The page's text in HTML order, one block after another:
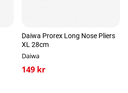
Daiwa Prorex Long Nose Pliers
XL 28cm
Daiwa
149 kr